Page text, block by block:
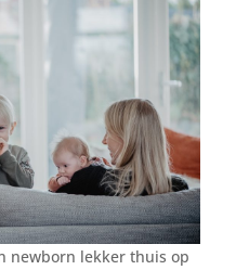
newborn lekker thuis op